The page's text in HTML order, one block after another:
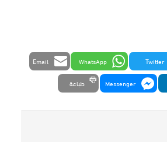
Twitter
WhatsApp
Email
Messenger طباعة